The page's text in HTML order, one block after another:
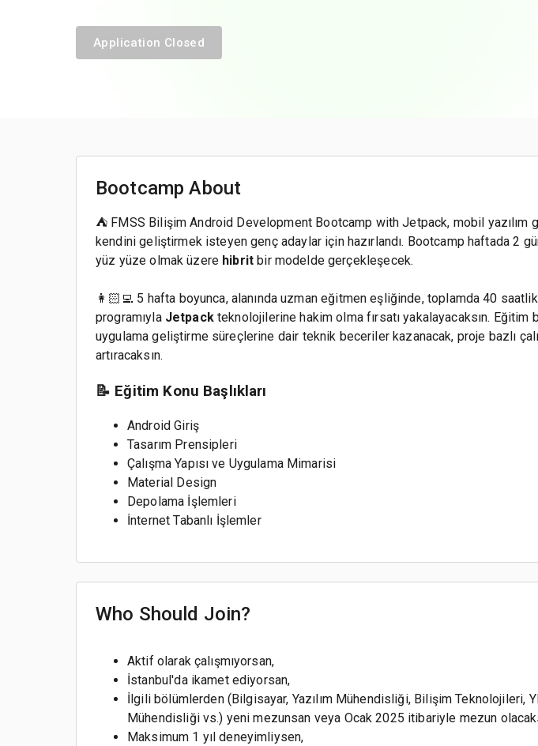
Application Closed
Bootcamp About
⛺ FMSS Bilişim Android Development Bootcamp with Jetpack, mobil yazılım
kendini geliştirmek isteyen genç adaylar için hazırlandı. Bootcamp haftada 2
yüz yüze olmak üzere hibrit bir modelde gerçekleşecek.
👩🏻‍💻 5 hafta boyunca, alanında uzman eğitmen eşliğinde, toplamda 40
programıyla Jetpackteknolojilerine hakim olma fırsatı yakalayacaksın. Eğitim
uygulama geliştirme süreçlerine dair teknik beceriler kazanacak, proje bazlı
artıracaksın.
📝 Eğitim Konu Başlıkları
Android Giriş
Tasarım Prensipleri
Çalışma Yapısı ve Uygulama Mimarisi
Material Design
Depolama İşlemleri
İnternet Tabanlı İşlemler
Who Should Join?
Aktif olarak çalışmıyorsan,
İstanbul'da ikamet ediyorsan,
İlgili bölümlerden (Bilgisayar, Yazılım Mühendisliği, Bilişim Teknolojileri,
Mühendisliği vs.) yeni mezunsan veya Ocak 2025 itibariyle mezun
Maksimum 1 yıl deneyimliysen,